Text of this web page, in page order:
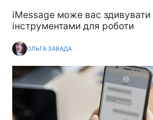
iMessage може вас
інструментами для роботи
ОЛЬГА ЗАВАДА